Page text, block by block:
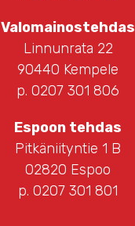
Valomainostehdas
Linnunrata 22
90440 Kempele
p. 0207 301 806
Espoon tehdas
Pitkäniityntie 1 B
02820 Espoo
p. 0207 301 801